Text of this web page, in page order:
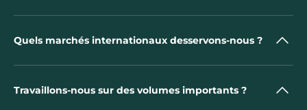
Quels marchés internationaux desservons-nous ?
Travaillons-nous sur des volumes importants ?